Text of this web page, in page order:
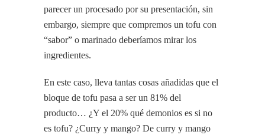
parecer un procesado por su presentación, sin
embargo, siempre que compremos un tofu con
“sabor” o marinado deberíamos mirar los
ingredientes.
En este caso, lleva tantas cosas añadidas que el
bloque de tofu pasa a ser un 81% del
producto… ¿Y el 20% qué demonios es si no
es tofu? ¿Curry y mango? De curry y mango